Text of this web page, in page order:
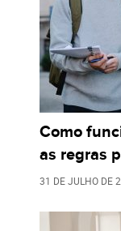
Como
as regras
31 DE JULHO DE